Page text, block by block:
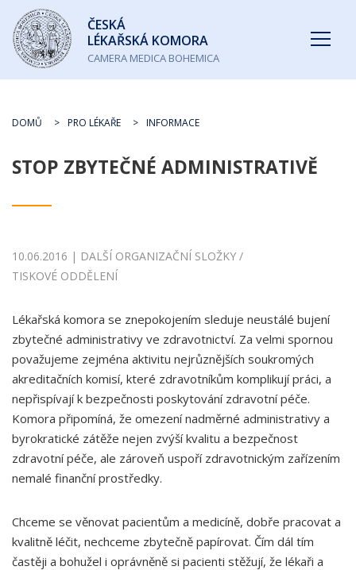
Česká
lékařská
komora
ČESKÁ
LÉKAŘSKÁ KOMORA
CAMERA MEDICA BOHEMICA
DOMŮ PRO LÉKAŘE INFORMACE
STOP ZBYTEČNÉ ADMINISTRATIVĚ
10.06.2016 | DALŠÍ ORGANIZAČNÍ SLOŽKY /
TISKOVÉ ODDĚLENÍ
Lékařská komora se znepokojením sleduje neustálé bujení
zbytečné administrativy ve zdravotnictví. Za velmi spornou
považujeme zejména aktivitu nejrůznějších soukromých
akreditačních komisí, které zdravotníkům komplikují práci, a
nepřispívají k bezpečnosti poskytování zdravotní péče.
Komora připomíná, že omezení nadměrné administrativy a
byrokratické zátěže nejen zvýší kvalitu a bezpečnost
zdravotní péče, ale zároveň uspoří zdravotnickým zařízením
nemalé finanční prostředky.
Chceme se věnovat pacientům a medicíně, dobře pracovat a
kvalitně léčit, nechceme zbytečně papírovat. Čím dál tím
častěji a bohužel i oprávněně si pacienti stěžují, že lékaři a